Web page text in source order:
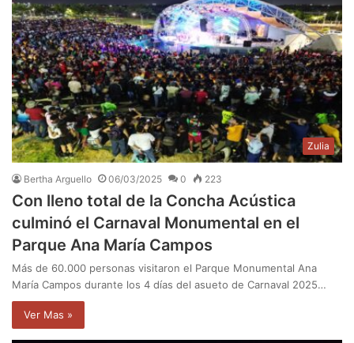
Zulia
Bertha Arguello 06/03/2025 0 223
Con lleno total de la Concha Acústica
culminó el Carnaval Monumental en el
Parque Ana María Campos
Más de 60.000 personas visitaron el Parque Monumental Ana
María Campos durante los 4 días del asueto de Carnaval 2025…
Ver Mas »